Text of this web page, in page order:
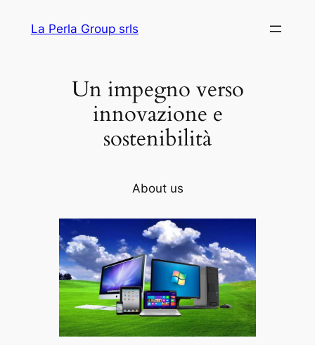
La Perla Group srls
Un impegno verso
innovazione e
sostenibilità
About us